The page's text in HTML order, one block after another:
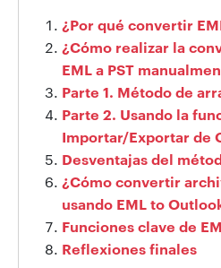
¿Por qué convertir
¿Cómo realizar la
EML a PST
Parte 1. Método de
Parte 2. Usando la
Importar/Exportar de
Desventajas del
¿Cómo convertir
usando EML to
Funciones clave de
Reflexiones finales